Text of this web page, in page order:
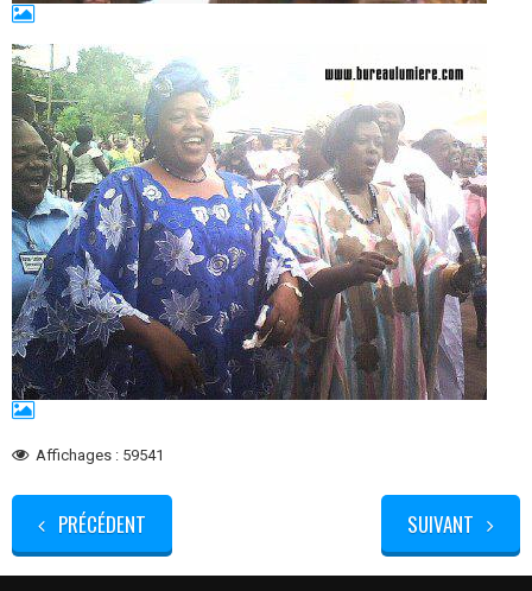
Affichages : 59541
PRÉCÉDENT SUIVANT